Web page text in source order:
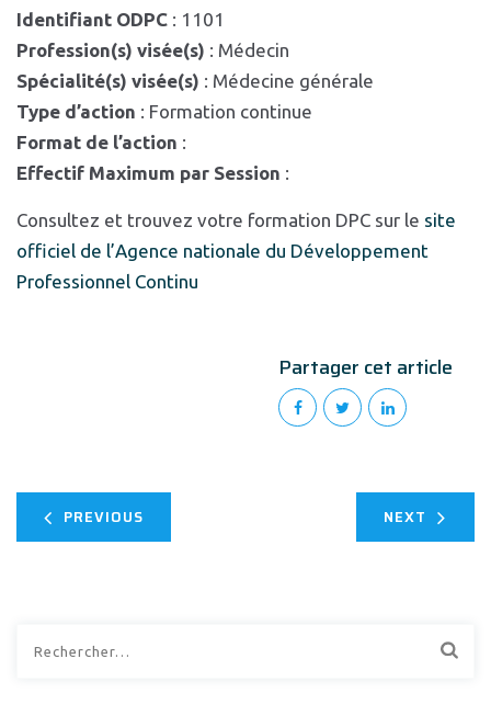
Identifiant ODPC : 1101
Profession(s) visée(s) : Médecin
Spécialité(s) visée(s) : Médecine générale
Type d’action : Formation continue
Format de l’action :
Effectif Maximum par Session :
Consultez et trouvez votre formation DPC sur le site
officiel de l’Agence nationale du Développement
Professionnel Continu
Partager cet article
PREVIOUS NEXT